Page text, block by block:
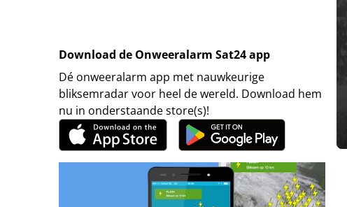
Download de Onweeralarm Sat24 app
Dé onweeralarm app met nauwkeurige
bliksemradar voor heel de wereld. Download hem
nu in onderstaande store(s)!